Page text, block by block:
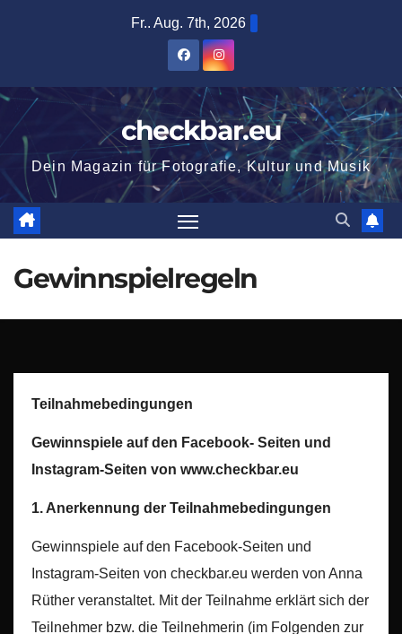
Fr.. Aug. 7th, 2026
checkbar.eu
Dein Magazin für Fotografie, Kultur und Musik
Gewinnspielregeln
Teilnahmebedingungen
Gewinnspiele auf den Facebook- Seiten und
Instagram-Seiten von www.checkbar.eu
1. Anerkennung der Teilnahmebedingungen
Gewinnspiele auf den Facebook-Seiten und
Instagram-Seiten von checkbar.eu werden von Anna
Rüther veranstaltet. Mit der Teilnahme erklärt sich der
Teilnehmer bzw. die Teilnehmerin (im Folgenden zur